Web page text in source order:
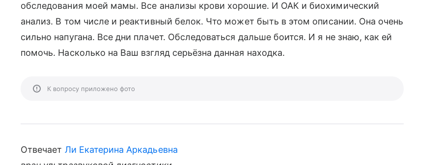
обследования моей мамы. Все анализы крови хорошие. И ОАК и биохимический
анализ. В том числе и реактивный белок. Что может быть в этом описании. Она очень
сильно напугана. Все дни плачет. Обследоваться дальше боится. И я не знаю, как ей
помочь. Насколько на Ваш взгляд серьёзна данная находка.
К вопросу приложено фото
Отвечает Ли Екатерина Аркадьевна